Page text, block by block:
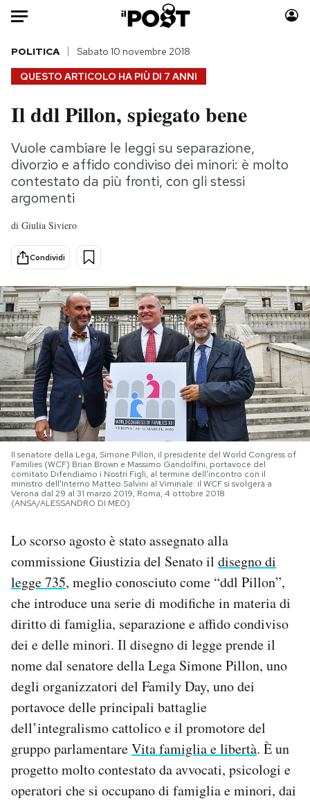
Auto
HOME
Italia
Politica
Tecnologia
Internet
Economia
Moda
Consumismi
Storie/Idee
PODCAST
NEWSLETTER
I MIEI PREFERITI
SHOP
AREA PERSONALE
Area Personale
Notifiche mobile
Regala il Post
Hai bisogno di aiuto?
Esci
QUESTO ARTICOLO HA PIÙ DI 7 ANNI
POLITICA Sabato 10 novembre 2018
Il ddl Pillon, spiegato bene
Vuole cambiare le leggi su separazione,
divorzio e affido condiviso dei minori: è molto
contestato da più fronti, con gli stessi
argomenti
di Giulia Siviero
Condividi
Il senatore della Lega, Simone Pillon, il presidente del World Congress of
Families (WCF) Brian Brown e Massimo Gandolfini, portavoce del
comitato Difendiamo i Nostri Figli, al termine dell'incontro con il
ministro dell'Interno Matteo Salvini al Viminale: il WCF si svolgerà a
Verona dal 29 al 31 marzo 2019, Roma, 4 ottobre 2018
(ANSA/ALESSANDRO DI MEO)
Lo scorso agosto è stato assegnato alla
commissione Giustizia del Senato il disegno di
legge 735, meglio conosciuto come “ddl Pillon”,
che introduce una serie di modifiche in materia di
diritto di famiglia, separazione e affido condiviso
dei e delle minori. Il disegno di legge prende il
nome dal senatore della Lega Simone Pillon, uno
degli organizzatori del Family Day, uno dei
portavoce delle principali battaglie
dell’integralismo cattolico e il promotore del
gruppo parlamentareVita famiglia e libertà. È un
progetto molto contestato da avvocati, psicologi e
operatori che si occupano di famiglia e minori, dai